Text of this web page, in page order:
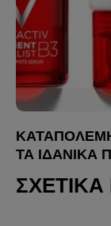
ΤΑ ΙΔΑΝΙΚΆ